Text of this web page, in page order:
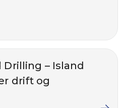
– Island
drift og